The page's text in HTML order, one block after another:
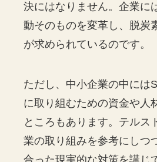
決にはなりません。企業に
動そのものを変革し、脱炭
が求められているのです。
ただし、中小企業の中には
に取り組むための資金や人
ところもあります。テルス
業の取り組みを参考にしつ
合った現実的な対策を講じ